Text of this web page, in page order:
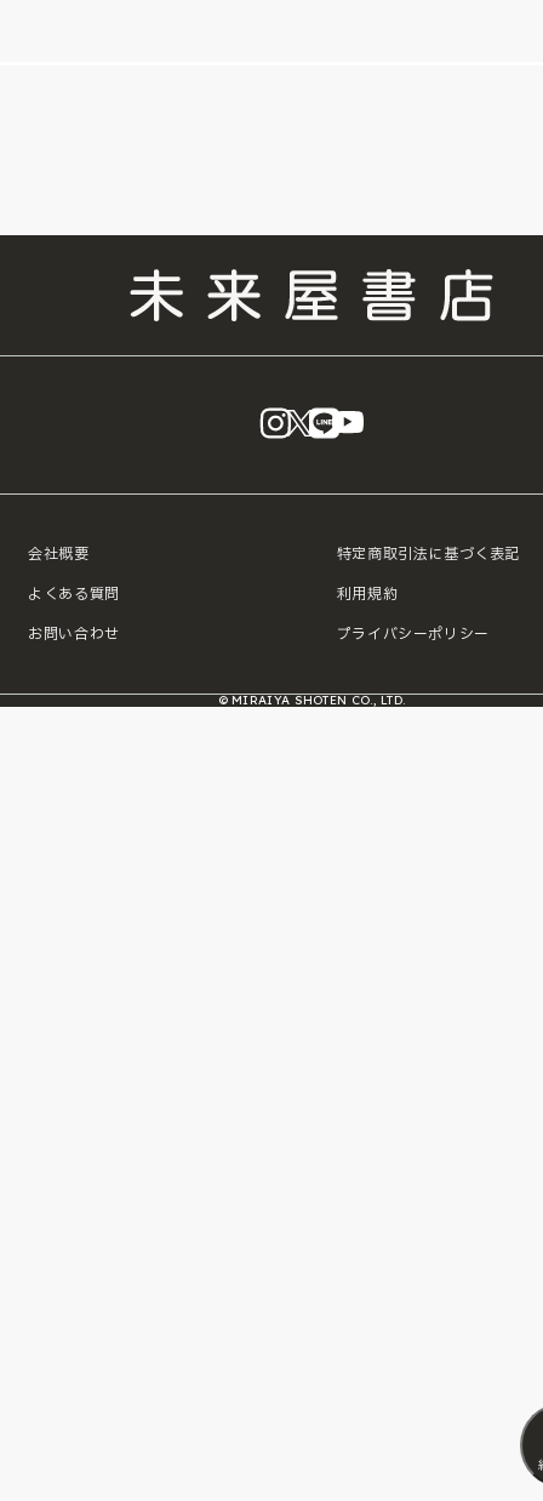
instagram
X LINE
会社概要
よくある質問
お問い合わせ
特定商取引法に基づく表記
利用規約
プライバシーポリシー
© MIRAIYA SHOTEN CO., LTD.